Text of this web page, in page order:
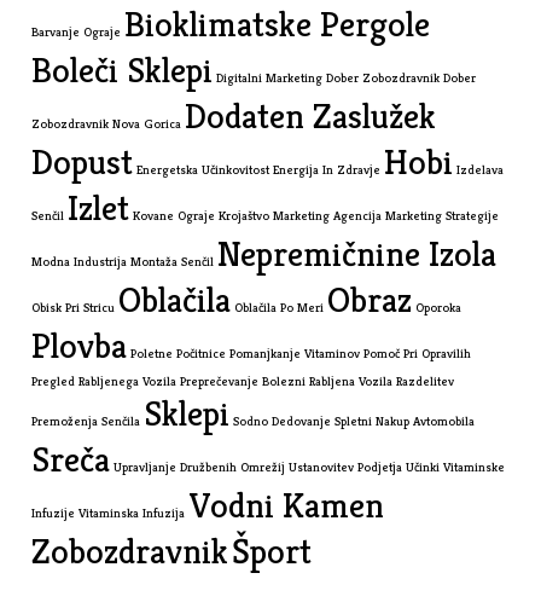
Barvanje Ograje Bioklimatske Pergole
Boleči Sklepi Digitalni Marketing Dober Zobozdravnik Dober
Zobozdravnik Nova Gorica Dodaten Zaslužek
Dopust Energetska Učinkovitost Energija In Zdravje Hobi Izdelava
Senčil Izlet Kovane Ograje Krojaštvo Marketing Agencija Marketing Strategije
Modna Industrija Montaža Senčil Nepremičnine Izola
Obisk Pri Stricu Oblačila Oblačila Po Meri Obraz Oporoka
Plovba Poletne Počitnice Pomanjkanje Vitaminov Pomoč Pri Opravilih
Pregled Rabljenega Vozila Preprečevanje Bolezni Rabljena Vozila Razdelitev
Premoženja Senčila Sklepi Sodno Dedovanje Spletni Nakup Avtomobila
Sreča Upravljanje Družbenih Omrežij Ustanovitev Podjetja Učinki Vitaminske
Infuzije Vitaminska Infuzija Vodni Kamen
ZobozdravnikŠport